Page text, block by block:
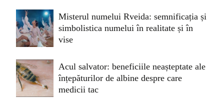
Misterul numelui Rveida: semnificația și
simbolistica numelui în realitate și în
vise
Acul salvator: beneficiile neașteptate ale
înțepăturilor de albine despre care
medicii tac